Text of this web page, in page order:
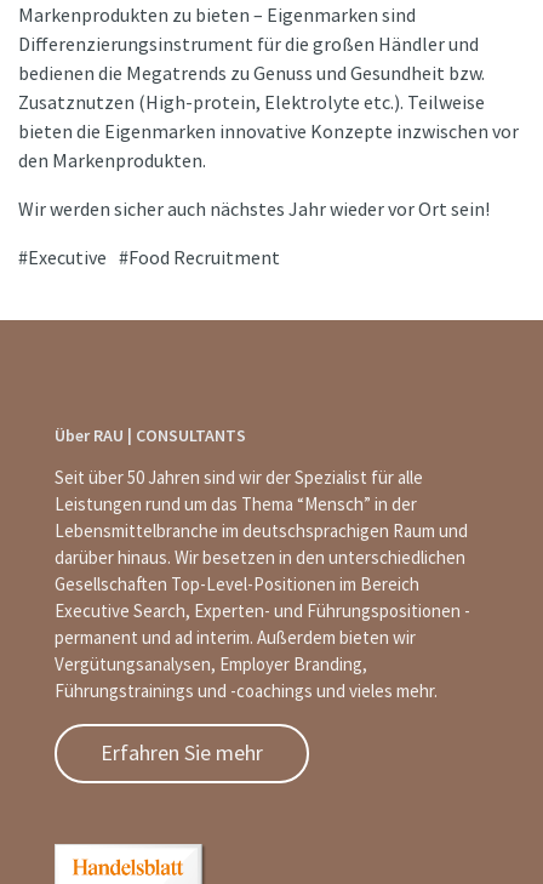
Markenprodukten zu bieten – Eigenmarken sind
Differenzierungsinstrument für die großen Händler und
bedienen die Megatrends zu Genuss und Gesundheit bzw.
Zusatznutzen (High-protein, Elektrolyte etc.). Teilweise
bieten die Eigenmarken innovative Konzepte inzwischen vor
den Markenprodukten.
Wir werden sicher auch nächstes Jahr wieder vor Ort sein!
Executive
Food Recruitment
Über RAU | CONSULTANTS
Seit über 50 Jahren sind wir der Spezialist für alle
Leistungen rund um das Thema “Mensch” in der
Lebensmittelbranche im deutschsprachigen Raum und
darüber hinaus. Wir besetzen in den unterschiedlichen
Gesellschaften Top-Level-Positionen im Bereich
Executive Search, Experten- und Führungspositionen -
permanent und ad interim. Außerdem bieten wir
Vergütungsanalysen, Employer Branding,
Führungstrainings und -coachings und vieles mehr.
Erfahren Sie mehr